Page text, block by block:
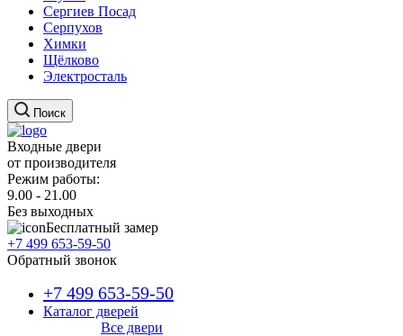
Сергиев Посад
Серпухов
Химки
Щёлково
Электросталь
Поиск
Входные двери
от производителя
Режим работы:
9.00 - 21.00
Без выходных
Бесплатный замер
+7 499 653-59-50
Обратный звонок
+7 499 653-59-50
Каталог дверей
Все двери